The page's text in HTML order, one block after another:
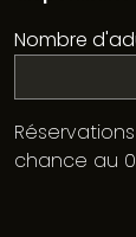
Nombre
chance au